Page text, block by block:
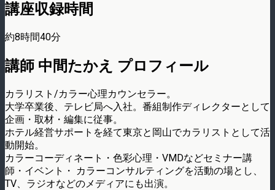
講座収録時間
約8時間40分
講師 中間たかえ プロフィール
カラリスト/カラー心理カウンセラー。
大学卒業後、テレビ局へ入社。番組制作ディレクターとして
企画・取材・編集に従事。
ホテル経営サポートを経て東京と岡山でカラリストとして活
動開始。
カラーコーディネート・色彩心理・VMDなどセミナー講
師・イベント・ カラーコンサルティングを活動の場とし、
TV、ラジオなどのメディアにも出演。